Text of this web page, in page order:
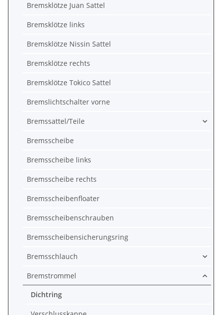
Bremsklötze Juan Sattel
Bremsklötze links
Bremsklötze Nissin Sattel
Bremsklötze rechts
Bremsklötze Tokico Sattel
Bremslichtschalter vorne
Bremssattel/Teile
Bremsscheibe
Bremsscheibe links
Bremsscheibe rechts
Bremsscheibenfloater
Bremsscheibenschrauben
Bremsscheibensicherungsring
Bremsschlauch
Bremstrommel
Dichtring